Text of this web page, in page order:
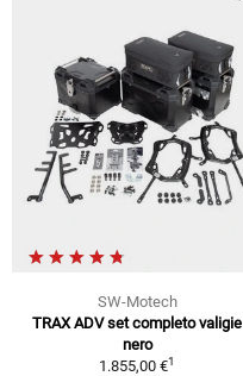
SW-Motech
TRAX ADV set completo valigie
nero
1.855,00 €1